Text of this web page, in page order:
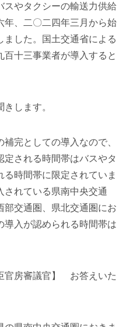
やタクシーの輸送力供給
年、二〇二四年三月から始
ました。国土交通省による
百十三事業者が導入すると
します。
完としての導入なので、
される時間帯はバスやタ
時間帯に限定されていま
されている県南中央交通
部交通圏、県北交通圏にお
導入が認められる時間帯は
官房審議官】 お答えいた